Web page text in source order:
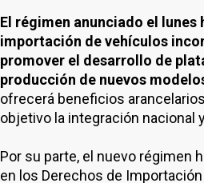
El régimen anunciado el lunes
importación de vehículos
promover el desarrollo de
producción de nuevos
ofrecerá beneficios
objetivo la integración nacional
Por su parte, el nuevo régimen
en los Derechos de